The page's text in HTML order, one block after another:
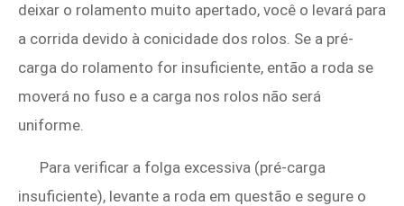
deixar o rolamento muito apertado, você o levará para
a corrida devido à conicidade dos rolos. Se a pré-
carga do rolamento for insuficiente, então a roda se
moverá no fuso e a carga nos rolos não será
uniforme.
Para verificar a folga excessiva (pré-carga
insuficiente), levante a roda em questão e segure o